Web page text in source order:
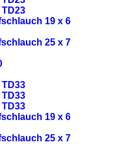
TD23
19 x 6
25 x 7
TD33
TD33
TD33
19 x 6
25 x 7